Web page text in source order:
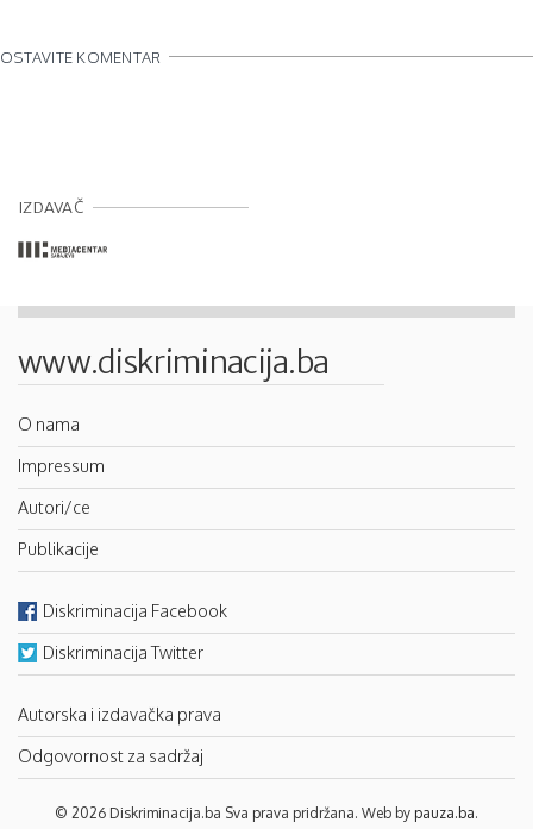
OSTAVITE KOMENTAR
IZDAVAČ
www.diskriminacija.ba
O nama
Impressum
Autori/ce
Publikacije
Diskriminacija Facebook
Diskriminacija Twitter
Autorska i izdavačka prava
Odgovornost za sadržaj
© 2026 Diskriminacija.ba Sva prava pridržana. Web by pauza.ba.